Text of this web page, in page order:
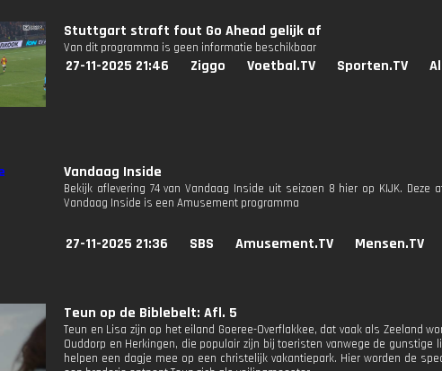
Stuttgart straft fout Go Ahead gelijk af
Van dit programma is geen informatie beschikbaar
27-11-2025 21:46 Ziggo Voetbal.TV Sporten.TV
Vandaag Inside
Bekijk aflevering 74 van Vandaag Inside uit seizoen 8 hier op KIJK. Deze
Vandaag Inside is een Amusement programma
27-11-2025 21:36 SBS Amusement.TV Mensen.TV
Teun op de Biblebelt: Afl. 5
Teun en Lisa zijn op het eiland Goeree-Overflakkee, dat vaak als Zeeland
Ouddorp en Herkingen, die populair zijn bij toeristen vanwege de gunstige
helpen een dagje mee op een christelijk vakantiepark. Hier worden de